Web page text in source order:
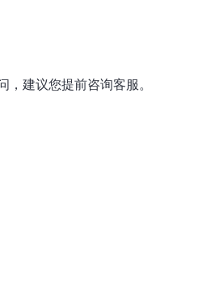
建议您提前咨询客服。